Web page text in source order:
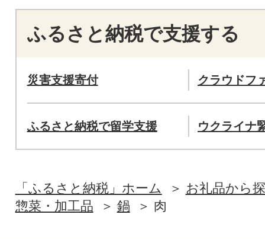
ふるさと納税で支援する
災害支援寄付 クラウドフ
ふるさと納税で留学支援 ウクライナ
「ふるさと納税」ホーム
お礼品から
惣菜・加工品
鍋 肉